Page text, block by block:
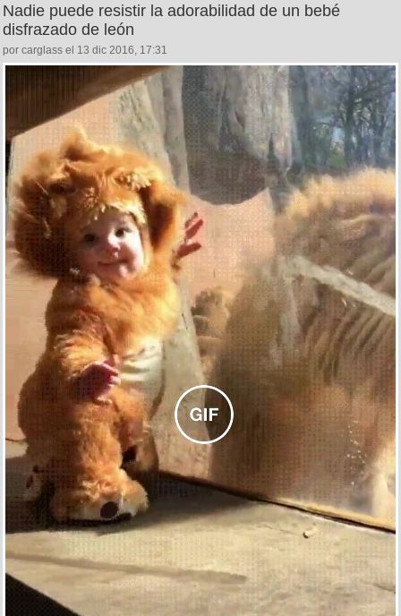
Nadie puede resistir la adorabilidad de un bebé
disfrazado de león
por carglass el 13 dic 2016, 17:31